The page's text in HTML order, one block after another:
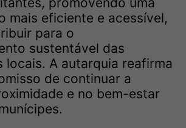
mais eficiente e acessível,
para o
sustentável das
locais. A autarquia reafirma
de continuar a
e no bem-estar